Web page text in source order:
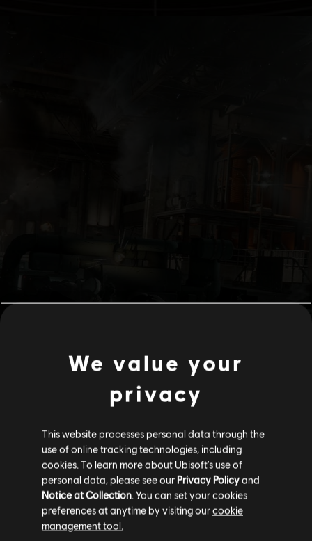
We value your
privacy
This website processes personal data through the
use of online tracking technologies, including
cookies. To learn more about Ubisoft's use of
personal data, please see our Privacy Policyand
Notice at Collection . You can set your cookies
preferences at anytime by visiting ourcookie
management tool.